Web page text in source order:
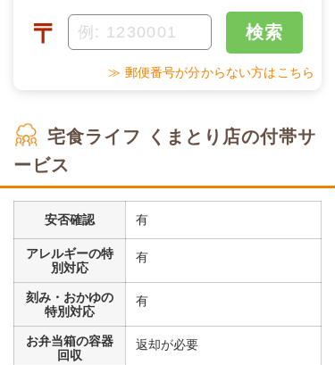
〒 検索
≫ 郵便番号が分からない方はこちら
宅食ライフ くまとり店の付帯サ
ービス
安否確認 有
アレルギーの特
別対応
有
刻み・おかゆの
特別対応
有
お弁当箱の容器
回収
返却が必要